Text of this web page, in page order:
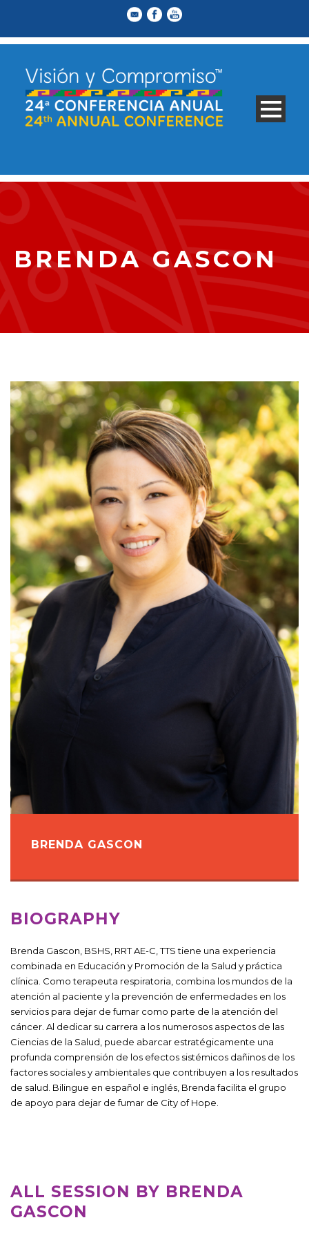
BRENDA GASCON
BRENDA GASCON
BIOGRAPHY
Brenda Gascon, BSHS, RRT AE-C, TTS tiene una experiencia
combinada en Educación y Promoción de la Salud y práctica
clínica. Como terapeuta respiratoria, combina los mundos de la
atención al paciente y la prevención de enfermedades en los
servicios para dejar de fumar como parte de la atención del
cáncer. Al dedicar su carrera a los numerosos aspectos de las
Ciencias de la Salud, puede abarcar estratégicamente una
profunda comprensión de los efectos sistémicos dañinos de los
factores sociales y ambientales que contribuyen a los resultados
de salud. Bilingue en español e inglés, Brenda facilita el grupo
de apoyo para dejar de fumar de City of Hope.
ALL SESSION BY BRENDA
GASCON